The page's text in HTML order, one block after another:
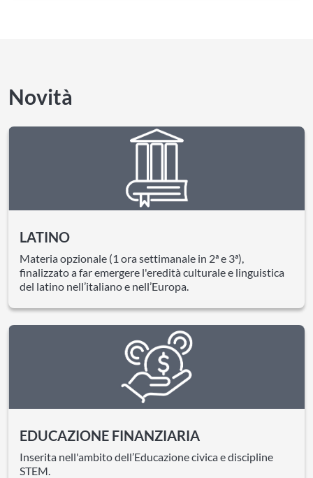
Novità
LATINO
Materia opzionale (1 ora settimanale in 2ª e 3ª),
finalizzato a far emergere l'eredità culturale e linguistica
del latino nell’italiano e nell’Europa.
EDUCAZIONE FINANZIARIA
Inserita nell'ambito dell’Educazione civica e discipline
STEM.